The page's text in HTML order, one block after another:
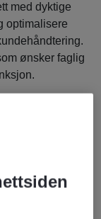
med dyktige
optimalisere
ønsker faglig
mellom